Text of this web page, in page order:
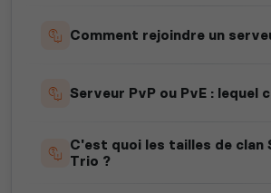
Comment rejoindre un
Serveur PvP ou PvE : lequel
C'est quoi les tailles de clan
Trio ?